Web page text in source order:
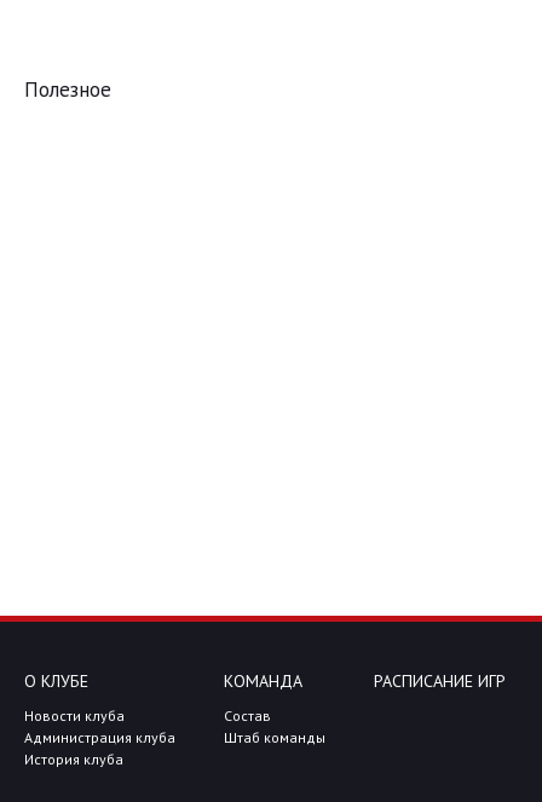
Полезное
О КЛУБЕ
Новости клуба
Администрация клуба
История клуба
КОМАНДА
Состав
Штаб команды
РАСПИСАНИЕ ИГР